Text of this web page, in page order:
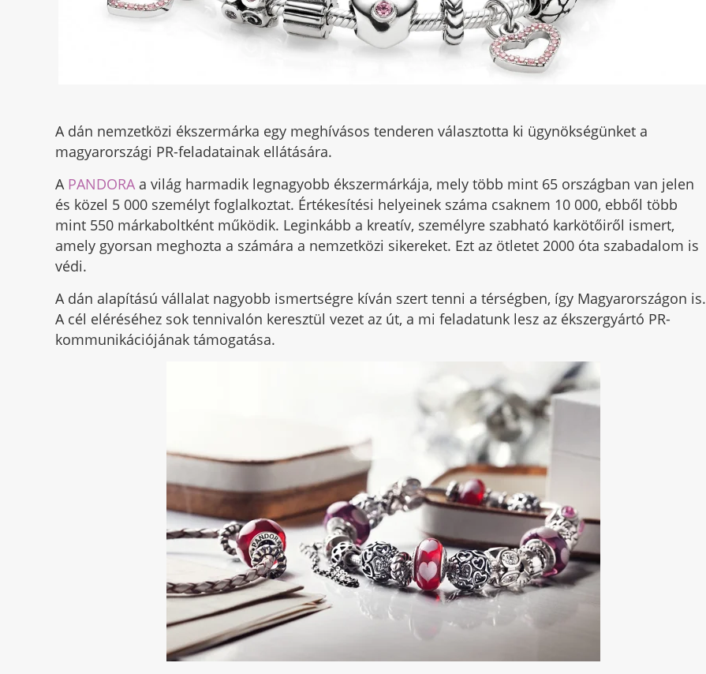
A dán nemzetközi ékszermárka egy meghívásos tenderen választotta ki ügynökségünket a
magyarországi PR-feladatainak ellátására.
A PANDORA a világ harmadik legnagyobb ékszermárkája, mely több mint 65 országban van jelen
és közel 5 000 személyt foglalkoztat. Értékesítési helyeinek száma csaknem 10 000, ebből több
mint 550 márkaboltként működik. Leginkább a kreatív, személyre szabható karkötőiről ismert,
amely gyorsan meghozta a számára a nemzetközi sikereket. Ezt az ötletet 2000 óta szabadalom is
védi.
A dán alapítású vállalat nagyobb ismertségre kíván szert tenni a térségben, így Magyarországon is.
A cél eléréséhez sok tennivalón keresztül vezet az út, a mi feladatunk lesz az ékszergyártó PR-
kommunikációjának támogatása.